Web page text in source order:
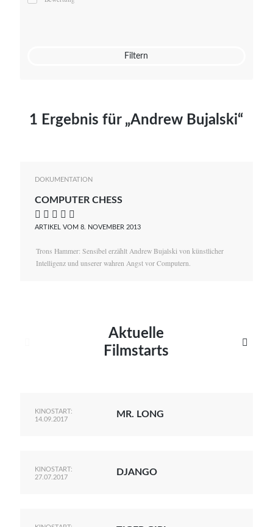
Mato von Vogelstein
Filtern
1 Ergebnis für „Andrew Bujalski“
DOKUMENTATION
COMPUTER CHESS
    
ARTIKEL VOM 8. NOVEMBER 2013
Trons Hammer: Sensibel erzählt Andrew Bujalski von künstlicher
Intelligenz und unserer wahren Angst vor Computern.
Aktuelle
Filmstarts

KINOSTART:
14.09.2017
MR. LONG
KINOSTART:
27.07.2017
DJANGO